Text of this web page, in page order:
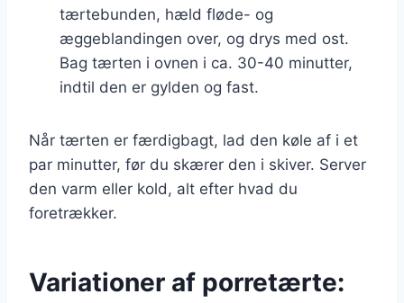
tærtebunden, hæld fløde- og
æggeblandingen over, og drys med ost.
Bag tærten i ovnen i ca. 30-40 minutter,
indtil den er gylden og fast.
Når tærten er færdigbagt, lad den køle af i et
par minutter, før du skærer den i skiver. Server
den varm eller kold, alt efter hvad du
foretrækker.
Variationer af porretærte: